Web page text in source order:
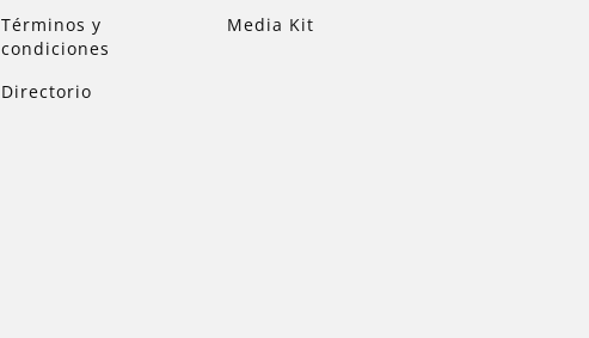
Términos y
condiciones
Media Kit
Directorio